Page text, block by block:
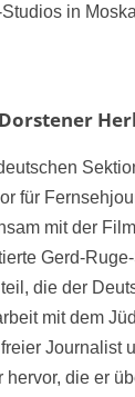
in
für
mit der
Gerd-
die der
mit dem
Journalist
die er